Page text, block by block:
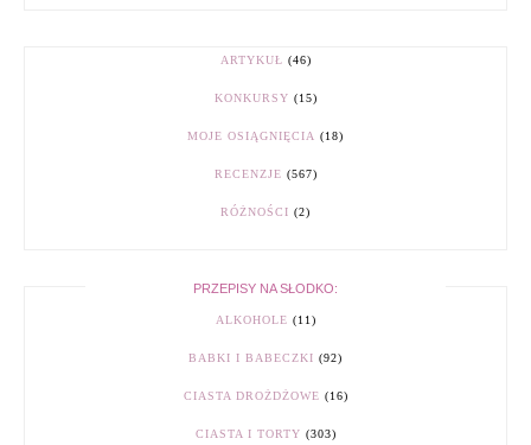
ARTYKUŁ (46)
KONKURSY (15)
MOJE OSIĄGNIĘCIA (18)
RECENZJE (567)
RÓŻNOŚCI (2)
PRZEPISY NA SŁODKO:
ALKOHOLE (11)
BABKI I BABECZKI (92)
CIASTA DROŻDŻOWE (16)
CIASTA I TORTY (303)